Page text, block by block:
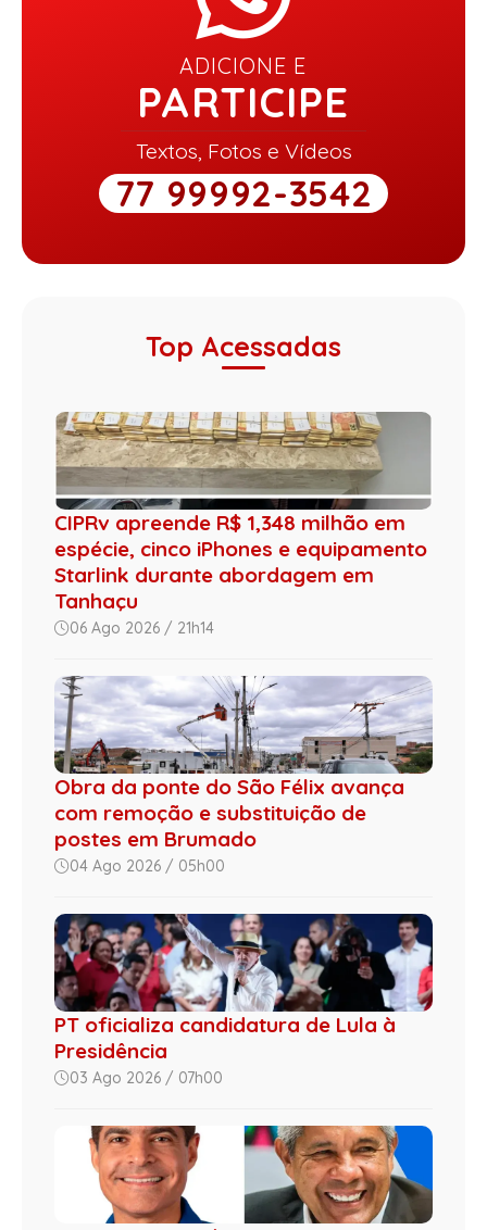
ADICIONE E
PARTICIPE
Textos, Fotos e Vídeos
77 99992-3542
Top Acessadas
CIPRv apreende R$ 1,348 milhão em
espécie, cinco iPhones e equipamento
Starlink durante abordagem em
Tanhaçu
06 Ago 2026 / 21h14
Obra da ponte do São Félix avança
com remoção e substituição de
postes em Brumado
04 Ago 2026 / 05h00
PT oficializa candidatura de Lula à
Presidência
03 Ago 2026 / 07h00